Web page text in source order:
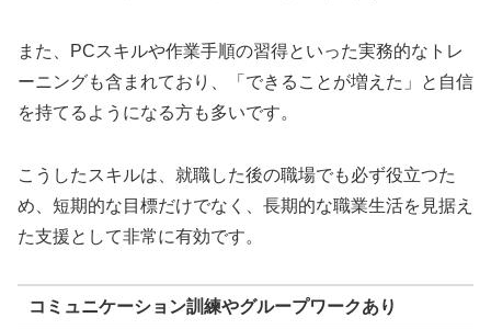
また、PCスキルや作業手順の習得といった実務的なトレ
ーニングも含まれており、「できることが増えた」と自信
を持てるようになる方も多いです。
こうしたスキルは、就職した後の職場でも必ず役立つた
め、短期的な目標だけでなく、長期的な職業生活を見据え
た支援として非常に有効です。
コミュニケーション訓練やグループワークあり